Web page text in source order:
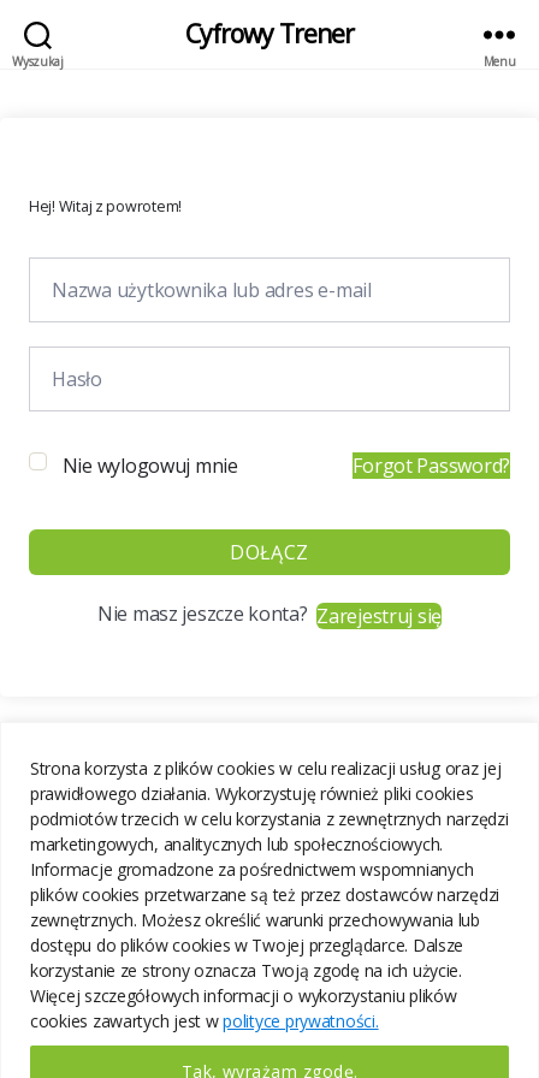
Strona korzysta z plików cookies w celu realizacji usług oraz jej
prawidłowego działania. Wykorzystuję również pliki cookies
podmiotów trzecich w celu korzystania z zewnętrznych narzędzi
marketingowych, analitycznych lub społecznościowych.
Informacje gromadzone za pośrednictwem wspomnianych
plików cookies przetwarzane są też przez dostawców narzędzi
zewnętrznych. Możesz określić warunki przechowywania lub
dostępu do plików cookies w Twojej przeglądarce. Dalsze
korzystanie ze strony oznacza Twoją zgodę na ich użycie.
Więcej szczegółowych informacji o wykorzystaniu plików
cookies zawartych jest wpolityce prywatności.
Tak, wyrażam zgodę.
Wyszukaj
Cyfrowy Trener
Menu
Hej! Witaj z powrotem!
Nie wylogowuj mnie Forgot Password?
DOŁĄCZ
Nie masz jeszcze konta?Zarejestruj się